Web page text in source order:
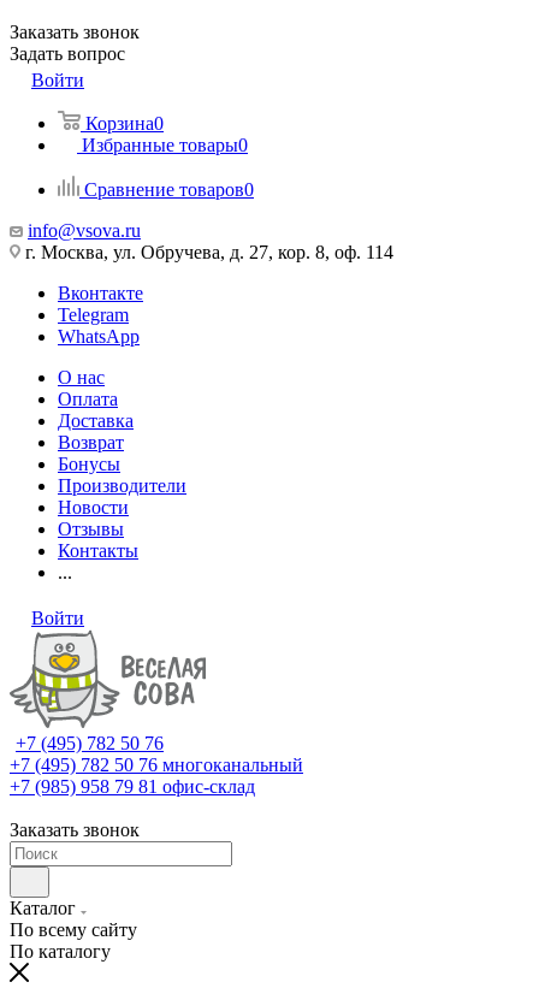
Заказать звонок
Задать вопрос
Войти
Корзина0
Избранные товары0
Сравнение товаров0
info@vsova.ru
г. Москва, ул. Обручева, д. 27, кор. 8, оф. 114
Вконтакте
Telegram
WhatsApp
О нас
Оплата
Доставка
Возврат
Бонусы
Производители
Новости
Отзывы
Контакты
...
Войти
+7 (495) 782 50 76
+7 (495) 782 50 76 многоканальный
+7 (985) 958 79 81 офис-склад
Заказать звонок
Каталог
По всему сайту
По каталогу